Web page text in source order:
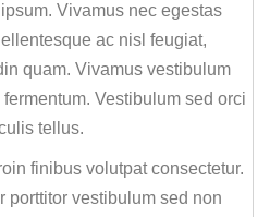
Vivamus nec egestas
ac nisl feugiat,
quam. Vivamus vestibulum
Vestibulum sed orci
tellus.
finibus volutpat consectetur.
porttitor vestibulum sed non